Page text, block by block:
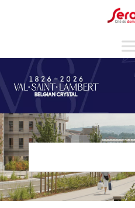
Rechercher
Cookies management panel